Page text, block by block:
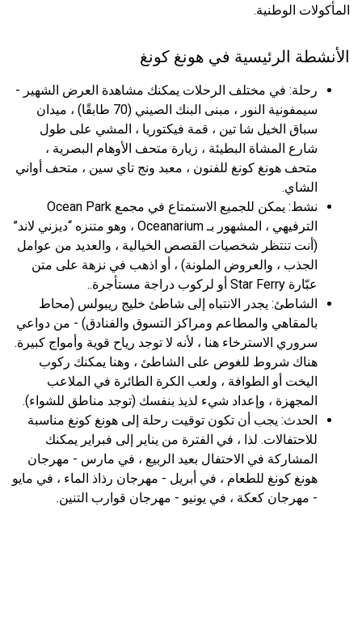
المأكولات الوطنية.
الأنشطة الرئيسية في هونغ كونغ
رحلة: في مختلف الرحلات يمكنك مشاهدة العرض الشهير -
سيمفونية النور ، مبنى البنك الصيني (70 طابقًا) ، ميدان
سباق الخيل شا تين ، قمة فيكتوريا ، المشي على طول
شارع المشاة البطيئة ، زيارة متحف الأوهام البصرية ،
متحف هونغ كونغ للفنون ، معبد ونج تاي سين ، متحف أواني
الشاي.
نشط: يمكن للجميع الاستمتاع في مجمع Ocean Park
الترفيهي ، المشهور بـ Oceanarium ، وهو متنزه “ديزني لاند”
(أنت تنتظر شخصيات القصص الخيالية ، والعديد من عوامل
الجذب ، والعروض الملونة) ، أو اذهب في نزهة على متن
عبّارة Star Ferry أو لركوب دراجة مستأجرة..
الشاطئ: يجدر الانتباه إلى شاطئ خليج ريبولس (محاط
بالمقاهي والمطاعم ومراكز التسوق والفنادق) - من دواعي
سروري الاسترخاء هنا ، لأنه لا توجد رياح قوية وأمواج كبيرة.
هناك شروط للغوص على الشاطئ ، وهنا يمكنك ركوب
اليخت أو الطوافة ، ولعب الكرة الطائرة في الملاعب
المجهزة ، وإعداد شيء لذيذ بنفسك (توجد مناطق للشواء).
الحدث: يجب أن تكون توقيت رحلة إلى هونغ كونغ مناسبة
للاحتفالات. لذا ، في الفترة من يناير إلى فبراير يمكنك
المشاركة في الاحتفال بعيد الربيع ، في مارس - مهرجان
هونغ كونغ للطعام ، في أبريل - مهرجان رذاذ الماء ، في مايو
- مهرجان كعكة ، في يونيو - مهرجان قوارب التنين.